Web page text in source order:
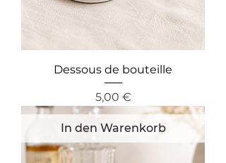
Dessous de bouteille
Preis
5,00 €
In den Warenkorb